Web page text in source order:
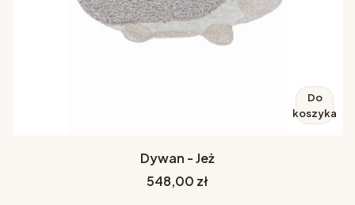
Do
koszyka
Dywan - Jeż
Cena
548,00 zł